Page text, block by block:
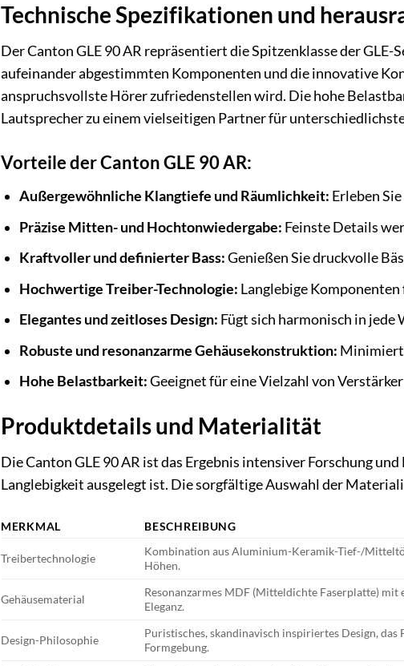
Technische Spezifikationen und
Der Canton GLE 90 AR repräsentiert die Spitzenklasse der
aufeinander abgestimmten Komponenten und die innovative
anspruchsvollste Hörer zufriedenstellen wird. Die hohe
Lautsprecher zu einem vielseitigen Partner für
Vorteile der Canton GLE 90 AR:
Außergewöhnliche Klangtiefe und Räumlichkeit: Erleben
Präzise Mitten- und Hochtonwiedergabe: Feinste Details
Kraftvoller und definierter Bass:Genießen Sie druckvolle
Hochwertige Treiber-Technologie: Langlebige
Elegantes und zeitloses Design: Fügt sich harmonisch in jede
Robuste und resonanzarme Gehäusekonstruktion: Minimiert
Hohe Belastbarkeit:Geeignet für eine Vielzahl von
Produktdetails und Materialität
Die Canton GLE 90 AR ist das Ergebnis intensiver Forschung
Langlebigkeit ausgelegt ist. Die sorgfältige Auswahl der
MERKMAL BESCHREIBUNG
Treibertechnologie
Kombination aus Aluminium-Keramik-Tief-/
Höhen.
Gehäusematerial
Resonanzarmes MDF (Mitteldichte Faserplatte)
Eleganz.
Design-Philosophie
Puristisches, skandinavisch inspiriertes Design,
Formgebung.